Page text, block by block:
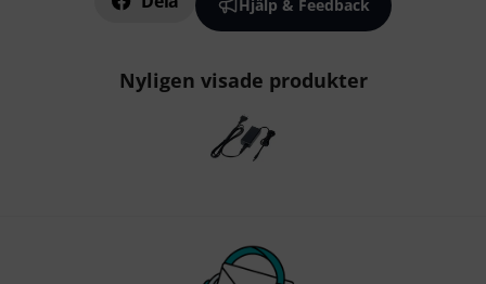
Hjälp & Feedback
Nyligen visade produkter